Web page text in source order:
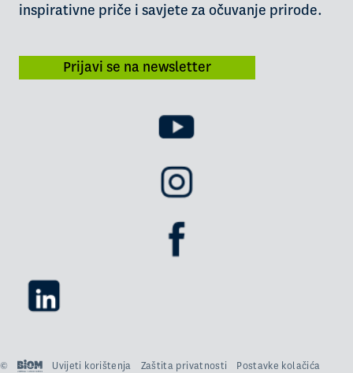
inspirativne priče i savjete za očuvanje prirode.
Prijavi se na newsletter
© Uvijeti korištenja Zaštita privatnosti Postavke kolačića